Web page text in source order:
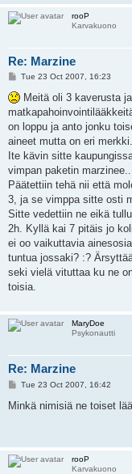
rooP
Karvakuono
Re: Marzine
P
s
t
Tue 23 Oct 2007, 16:23
Meitä oli 3 kaverusta
on loppu ja anto jonku
aineet mutta on eri
Ite kävin sitte
vimpan paketin marzinee..
Päätettiin tehä nii että
3, ja se vimppa sitte osti
Sitte vedettiin ne eikä
2h. Kyllä kai 7 pitäis jo
ei oo vaikuttavia
tuntua jossaki? :?
seki vielä vituttaa ku ne
toisia.
MaryDoe
Psykonautti
Re: Marzine
P
s
Tue 23 Oct 2007, 16:42
Minkä nimisiä ne toiset
rooP
Karvakuono